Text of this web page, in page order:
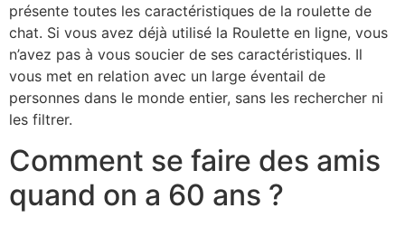
présente toutes les caractéristiques de la roulette de
chat. Si vous avez déjà utilisé la Roulette en ligne, vous
n’avez pas à vous soucier de ses caractéristiques. Il
vous met en relation avec un large éventail de
personnes dans le monde entier, sans les rechercher ni
les filtrer.
Comment se faire des amis
quand on a 60 ans ?